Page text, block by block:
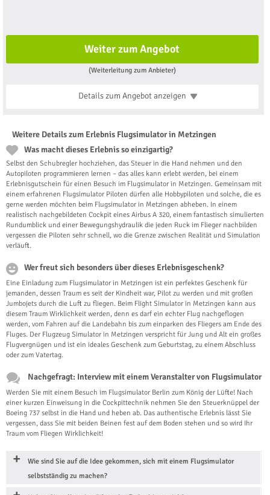
Weiter zum Angebot
(Weiterleitung zum Anbieter)
Details zum Angebotanzeigen
Weitere Details zum Erlebnis Flugsimulator in Metzingen
Was macht dieses Erlebnis so einzigartig?
Selbst den Schubregler hochziehen, das Steuer in die Hand nehmen und den
Autopiloten programmieren lernen – das alles kann erlebt werden, bei einem
Erlebnisgutschein für einen Besuch im Flugsimulator in Metzingen. Gemeinsam mit
einem erfahrenen Flugsimulator Piloten dürfen alle Hobbypiloten und solche, die es
gerne werden möchten beim Flugsimulator in Metzingen abheben. In einem
realistisch nachgebildeten Cockpit eines Airbus A 320, einem fantastisch simulierten
Rundumblick und einer Bewegungshydraulik die jeden Ruck im Flieger nachbilden
vergessen die Piloten sehr schnell, wo die Grenze zwischen Realität und Simulation
verläuft.
Wer freut sich besonders über dieses Erlebnisgeschenk?
Eine Einladung zum Flugsimulator in Metzingen ist ein perfektes Geschenk für
jemanden, dessen Traum es seit der Kindheit war, Pilot zu werden und mit großen
Jumbojets durch die Luft zu fliegen. Beim Flight Simulator in Metzingen kann aus
diesem Traum Wirklichkeit werden, denn es darf ein echter Flug nachgeflogen
werden, vom Fahren auf die Landebahn bis zum einparken des Fliegers am Ende des
Fluges. Der Flugzeug Simulator in Metzingen verspricht für Jung und Alt ein großes
Flugvergnügen und ist ein ideales Geschenk zum Geburtstag, zu einem Abschluss
oder zum Vatertag.
Nachgefragt: Interview mit einem Veranstalter von Flugsimulator
Werden Sie mit einem Besuch im Flugsimulator Berlin zum König der Lüfte! Nach
einer kurzen Einweisung in die Cockpittechnik nehmen Sie den Steuerknüppel der
Boeing 737 selbst in die Hand und heben ab. Das authentische Erlebnis lässt Sie
vergessen, dass Sie mit beiden Beinen fest auf dem Boden stehen und so wird Ihr
Traum vom Fliegen Wirklichkeit!
Wie sind Sie auf die Idee gekommen, sich mit einem Flugsimulator
selbstständig zu machen?